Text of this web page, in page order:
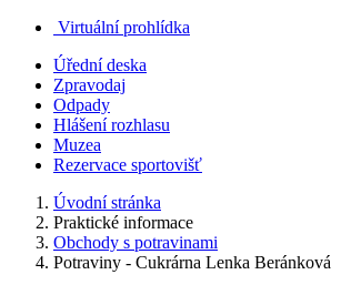
Virtuální prohlídka
Úřední deska
Zpravodaj
Odpady
Hlášení rozhlasu
Muzea
Rezervace sportovišť
Úvodní stránka
Praktické informace
Obchody s potravinami
Potraviny - Cukrárna Lenka Beránková